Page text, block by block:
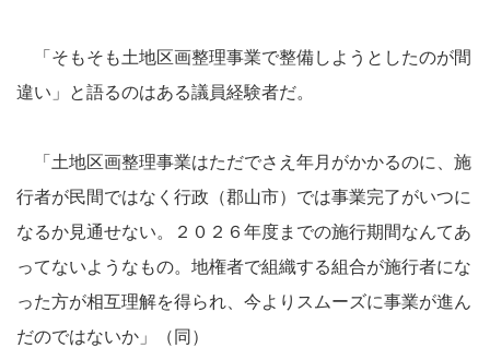
「そもそも土地区画整理事業で整備しようとしたのが間
違い」と語るのはある議員経験者だ。
「土地区画整理事業はただでさえ年月がかかるのに、施
行者が民間ではなく行政（郡山市）では事業完了がいつに
なるか見通せない。２０２６年度までの施行期間なんてあ
ってないようなもの。地権者で組織する組合が施行者にな
った方が相互理解を得られ、今よりスムーズに事業が進ん
だのではないか」（同）